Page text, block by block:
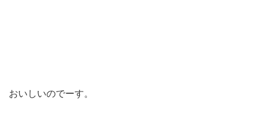
おいしいのでーす。